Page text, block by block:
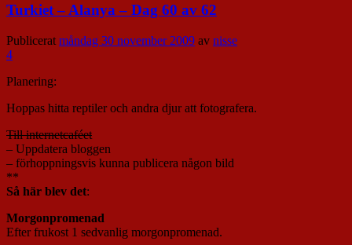
Turkiet – Alanya – Dag 60 av 62
Publicerat måndag 30 november 2009 av nisse
4
Planering:
Hoppas hitta reptiler och andra djur att fotografera.
Till internetcaféet
– Uppdatera bloggen
– förhoppningsvis kunna publicera någon bild
**
Så här blev det:
Morgonpromenad
Efter frukost 1 sedvanlig morgonpromenad.